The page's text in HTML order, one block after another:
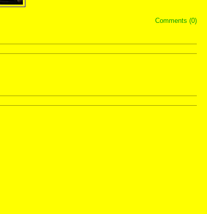
Comments (0)